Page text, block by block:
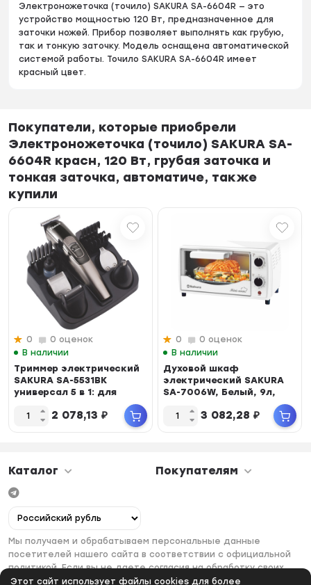
Этот сайт использует файлы cookies для более
Электроножеточка (точило) SAKURA SA-6604R — это
устройство мощностью 120 Вт, предназначенное для
заточки ножей. Прибор позволяет выполнять как грубую,
так и тонкую заточку. Модель оснащена автоматической
системой работы. Точило SAKURA SA-6604R имеет
красный цвет.
Покупатели, которые приобрели
Электроножеточка (точило) SAKURA SA-
6604R красн, 120 Вт, грубая заточка и
тонкая заточка, автоматиче, также
купили
0
0 оценок
В наличии
Триммер электрический
SAKURA SA-5531BK
универсал 5 в 1: для
2 078,13 ₽
0
0 оценок
В наличии
Духовой шкаф
электрический SAKURA
SA-7006W, Белый, 9л,
900Вт, таймер 60мин., ...
3 082,28 ₽
Каталог Покупателям
Мы получаем и обрабатываем персональные данные
посетителей нашего сайта в соответствии с официальной
политикой. Если вы не даете согласия на обработку своих
персональных данных, вам необходимо покинуть наш сайт.